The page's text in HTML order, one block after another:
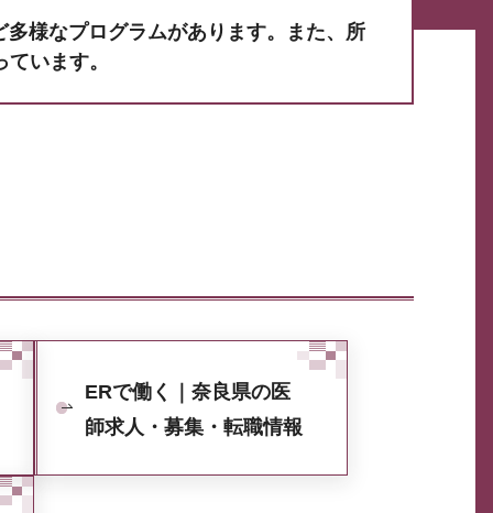
様なプログラムがあります。また、所
います。
ERで働く｜奈良県の医
師求人・募集・転職情報